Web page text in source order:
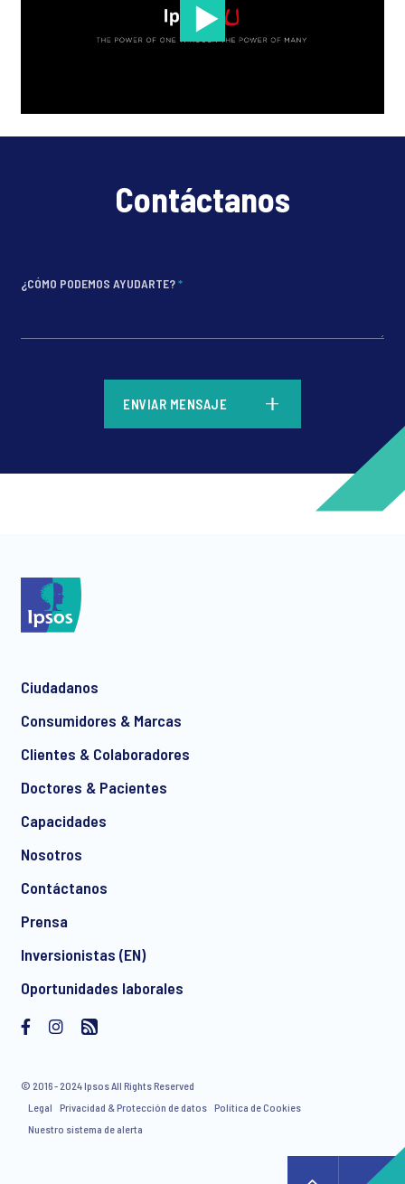
Contáctanos
¿CÓMO PODEMOS AYUDARTE?*
communication about products and services including
invitations to free events and articles from Ipsos. You may
withdraw your consent at any time with effect for the future.
ENVIAR MENSAJE
Ciudadanos
Consumidores & Marcas
Clientes & Colaboradores
Doctores & Pacientes
Capacidades
Nosotros
Contáctanos
Prensa
Inversionistas (EN)
Oportunidades laborales
© 2016 - 2024 Ipsos All Rights Reserved
Legal
Privacidad & Protección de datos Política de Cookies
Nuestro sistema de alerta